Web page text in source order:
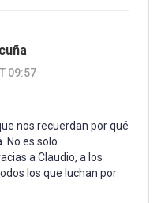
09:57
nos recuerdan por qué
No es solo
a Claudio, a los
los que luchan por